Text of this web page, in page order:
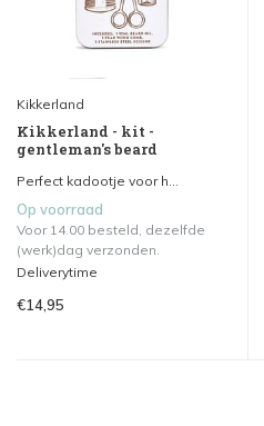
Kikkerland
Kikkerland - kit -
gentleman's beard
Perfect kadootje voor h...
Op voorraad
Voor 14.00 besteld, dezelfde
(werk)dag verzonden.
Deliverytime
€14,95